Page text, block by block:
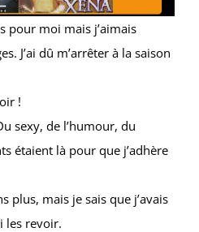
pour moi mais j’aimais
J’ai dû m’arrêter à la saison
!
sexy, de l’humour, du
étaient là pour que j’adhère
plus, mais je sais que j’avais
les revoir.